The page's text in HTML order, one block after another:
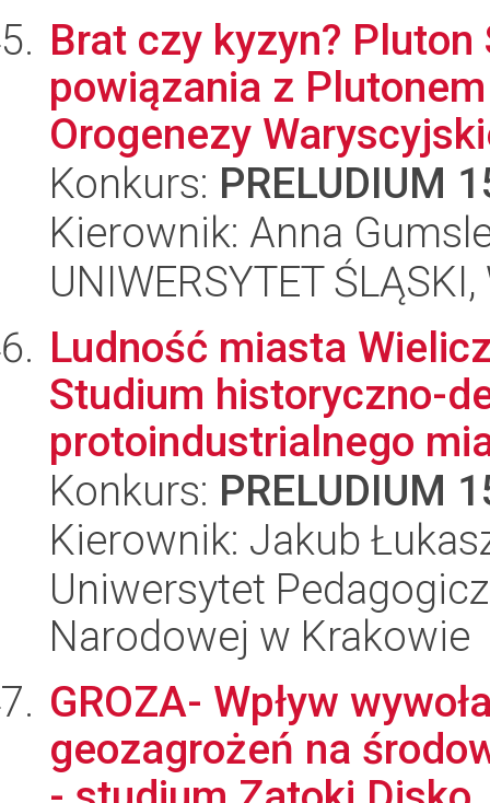
Brat czy kyzyn? Pluton
powiązania z
Orogenezy
Konkurs: PRELUDIUM
Kierownik: Anna
UNIWERSYTET
Ludność miasta
Studium historyczno-
protoindustrialnego
Konkurs: PRELUDIUM
Kierownik: Jakub
Uniwersytet
Narodowej w Krakowie
GROZA- Wpływ
geozagrożeń na